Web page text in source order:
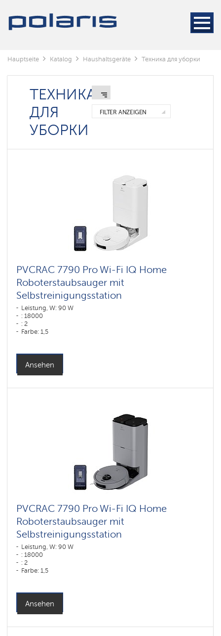
Hauptseite Katalog Haushaltsgeräte Техника для уборки
ТЕХНИКА
ДЛЯ
УБОРКИ
FILTER ANZEIGEN
PVCRAC 7790 Pro Wi-Fi IQ Home
Roboterstaubsauger mit
Selbstreinigungsstation
Leistung, W: 90 W
: 18000
: 2
Farbe: 1,5
Seitenbürsten: 1
Ansehen
PVCRAC 7790 Pro Wi-Fi IQ Home
Roboterstaubsauger mit
Selbstreinigungsstation
Leistung, W: 90 W
: 18000
: 2
Farbe: 1,5
Seitenbürsten: 1
Ansehen
Dampfreiniger
мойщики